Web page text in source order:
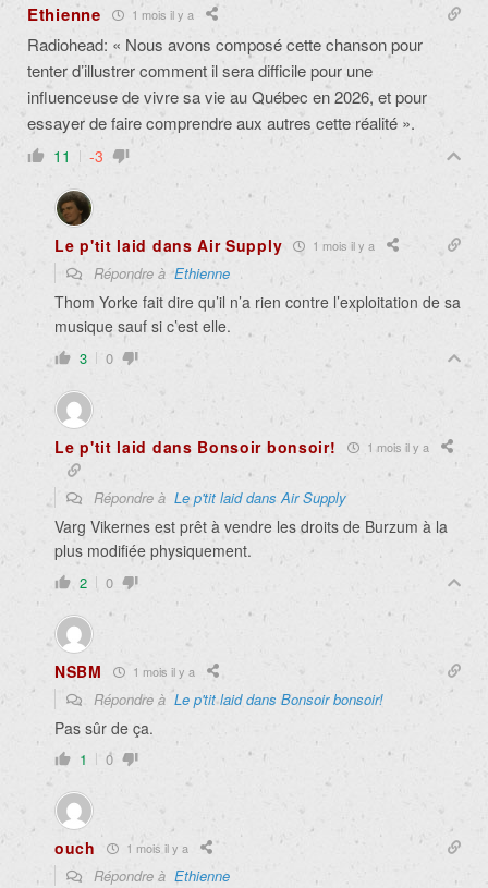
Ethienne 1 mois il y a
Radiohead: « Nous avons composé cette chanson pour
tenter d’illustrer comment il sera difficile pour une
influenceuse de vivre sa vie au Québec en 2026, et pour
essayer de faire comprendre aux autres cette réalité ».
11 -3
Le p'tit laid dans Air Supply 1 mois il y a
Répondre àEthienne
Thom Yorke fait dire qu’il n’a rien contre l’exploitation de sa
musique sauf si c’est elle.
3 0
Le p'tit laid dans Bonsoir bonsoir! 1 mois il y a
Répondre à Le p'tit laid dans Air Supply
Varg Vikernes est prêt à vendre les droits de Burzum à la
plus modifiée physiquement.
2 0
NSBM 1 mois il y a
Répondre à Le p'tit laid dans Bonsoir bonsoir!
Pas sûr de ça.
1 0
ouch 1 mois il y a
Répondre à Ethienne